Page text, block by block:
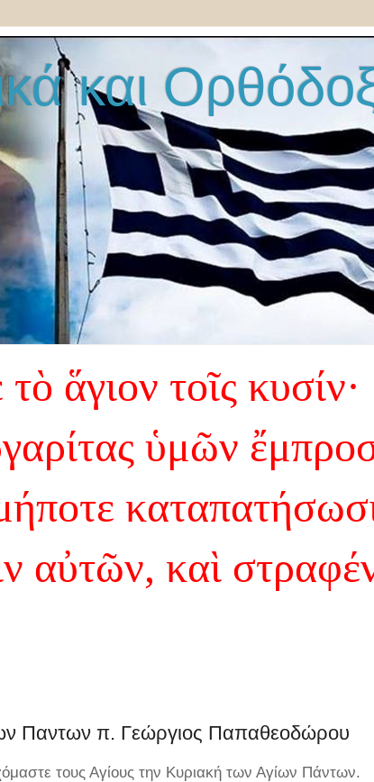
και
ἅγιον τοῖς
ὑμῶν
αὐτῶν, καὶ
Παντων π. Γεώργιος Παπαθεοδώρου
τους Αγίους την Κυριακή των Αγίων Πάντων.